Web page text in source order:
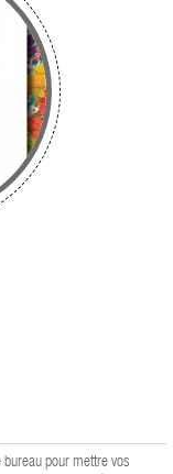
bureau pour mettre vos